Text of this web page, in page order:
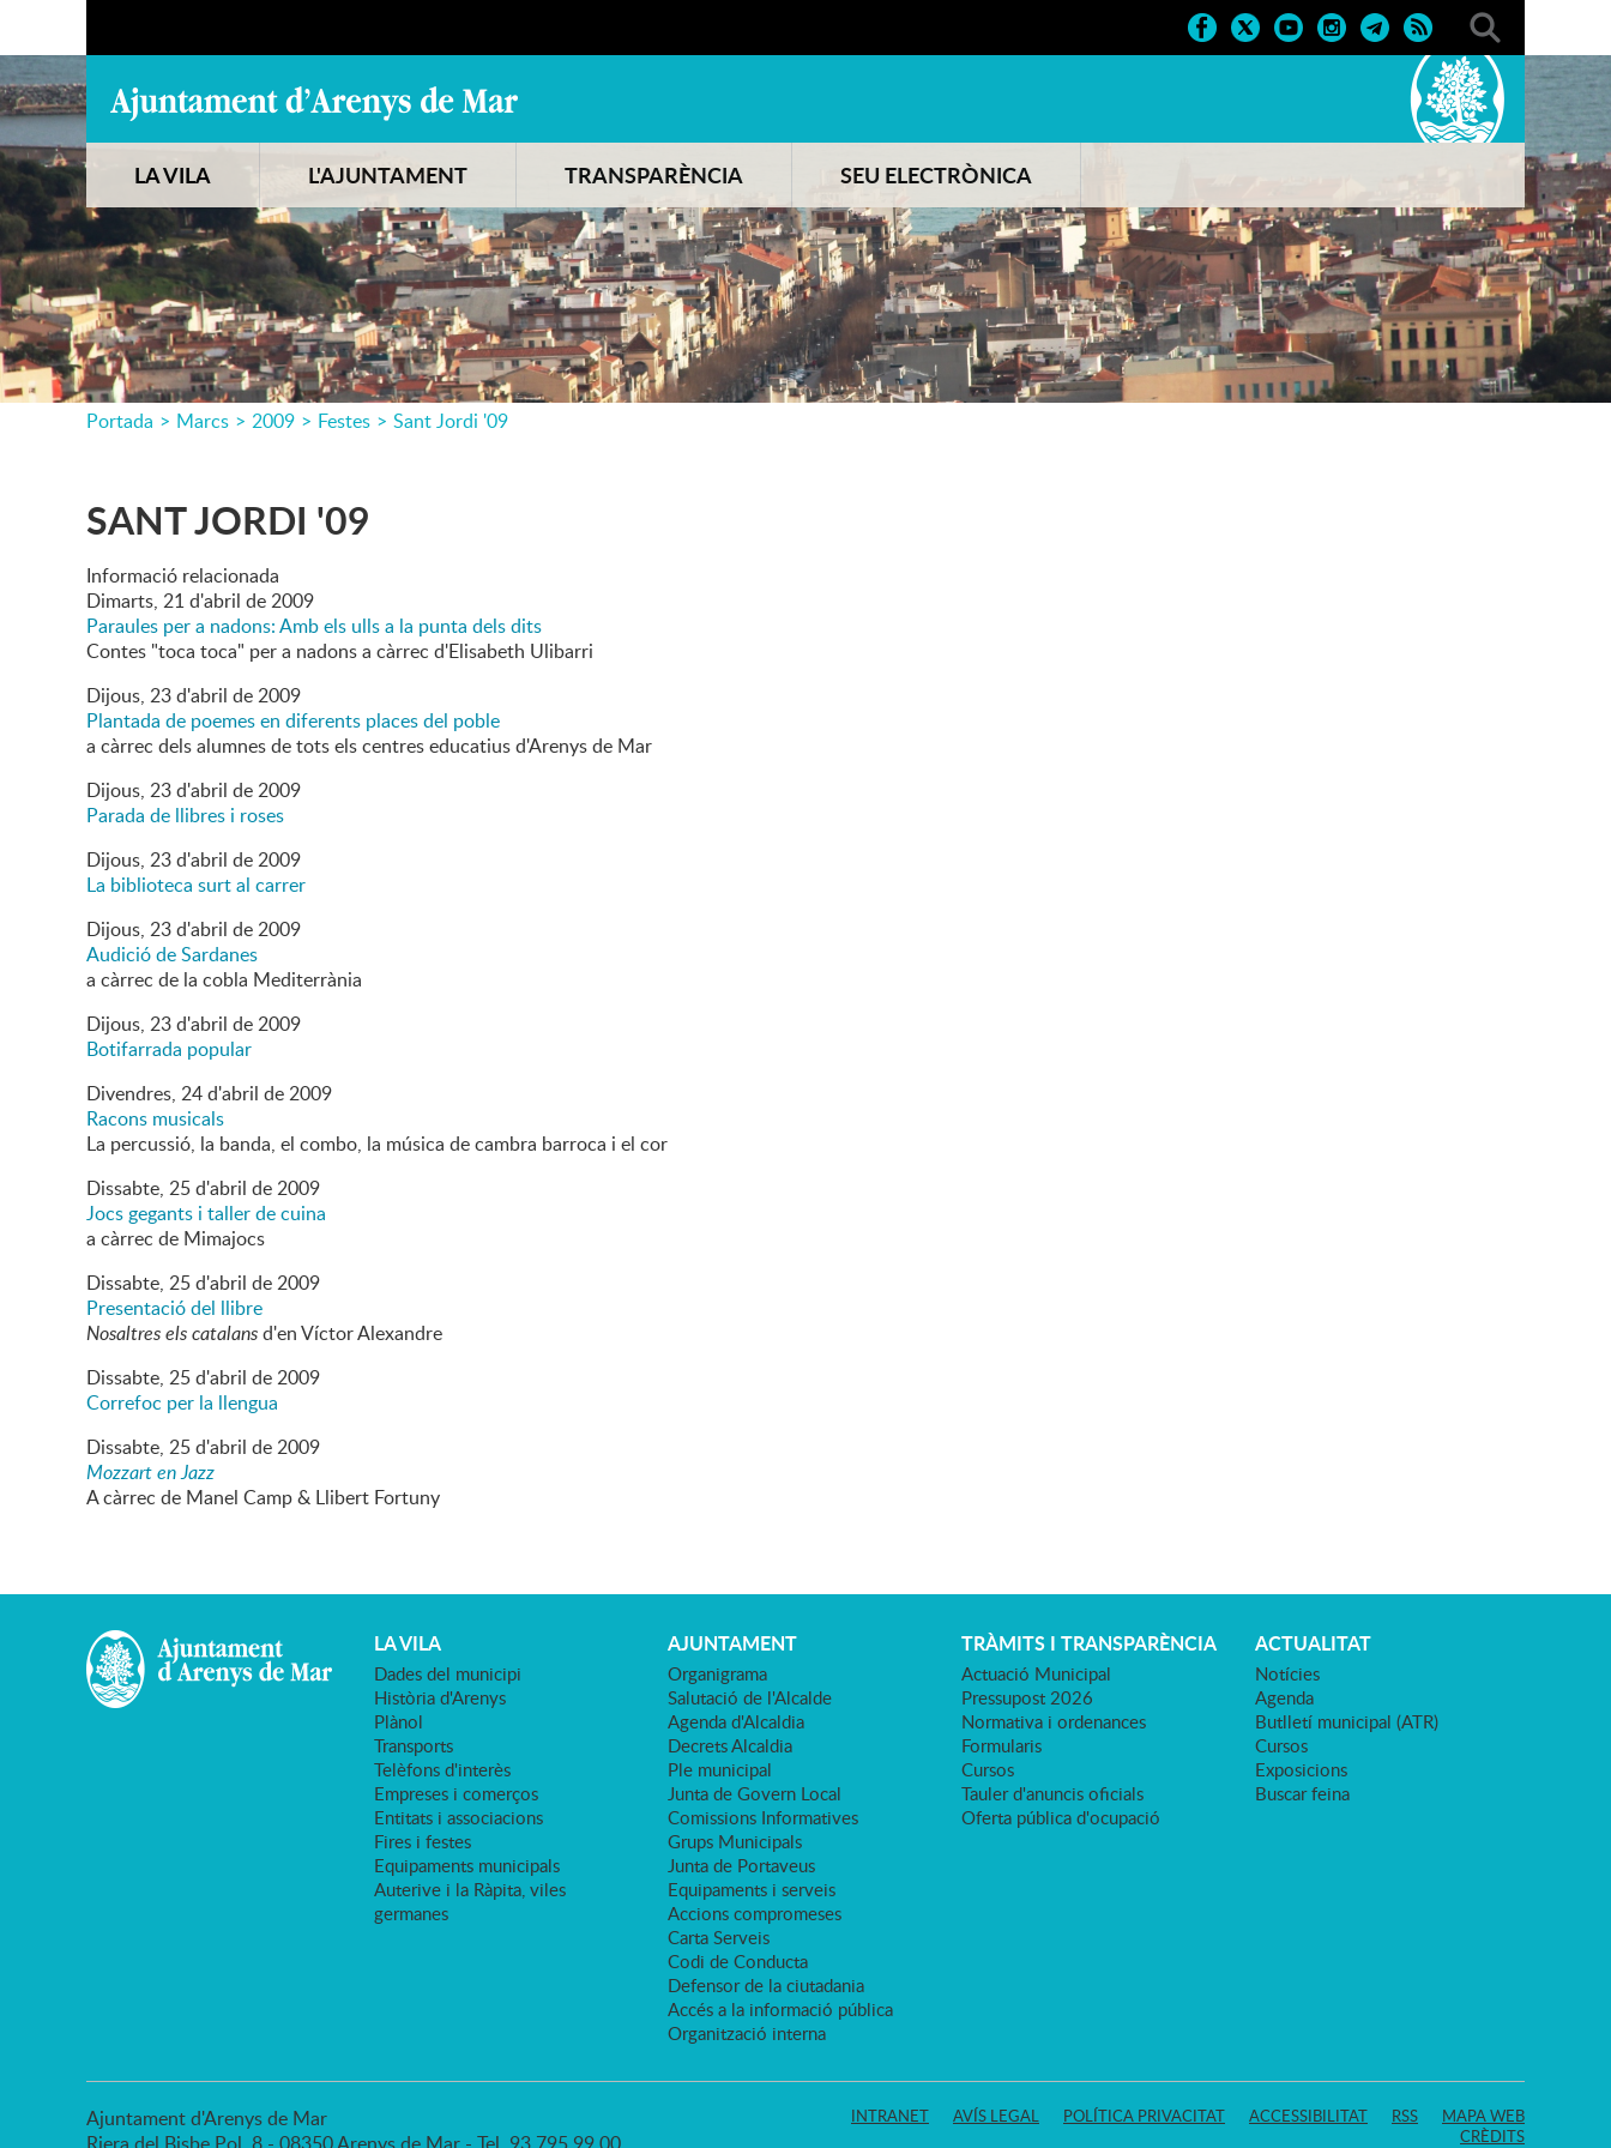
LA VILA L'AJUNTAMENT TRANSPARÈNCIA SEU ELECTRÒNICA
Portada > Marcs > 2009 > Festes > Sant Jordi '09
SANT JORDI '09
Informació relacionada
Dimarts, 21d'abril de2009
Paraules per a nadons: Amb els ulls a la punta dels dits
Contes "toca toca" per a nadons a càrrec d'Elisabeth Ulibarri
Dijous, 23d'abril de2009
Plantada de poemes en diferents places del poble
a càrrec dels alumnes de tots els centres educatius d'Arenys de Mar
Dijous, 23d'abril de2009
Parada de llibres i roses
Dijous, 23d'abril de2009
La biblioteca surt al carrer
Dijous, 23d'abril de2009
Audició de Sardanes
a càrrec de la cobla Mediterrània
Dijous, 23d'abril de2009
Botifarrada popular
Divendres, 24d'abril de2009
Racons musicals
La percussió, la banda, el combo, la música de cambra barroca i el cor
Dissabte, 25d'abril de2009
Jocs gegants i taller de cuina
a càrrec de Mimajocs
Dissabte, 25d'abril de2009
Presentació del llibre
Nosaltres els catalansd'en Víctor Alexandre
Dissabte, 25d'abril de2009
Correfoc per la llengua
Dissabte, 25d'abril de2009
Mozzart en Jazz
A càrrec de Manel Camp & Llibert Fortuny
LA VILA
Dades del municipi
Història d'Arenys
Plànol
Transports
Telèfons d'interès
Empreses i comerços
Entitats i associacions
Fires i festes
Equipaments municipals
Auterive i la Ràpita, viles
germanes
AJUNTAMENT
Organigrama
Salutació de l'Alcalde
Agenda d'Alcaldia
Decrets Alcaldia
Ple municipal
Junta de Govern Local
Comissions Informatives
Grups Municipals
Junta de Portaveus
Equipaments i serveis
Accions compromeses
Carta Serveis
Codi de Conducta
Defensor de la ciutadania
Accés a la informació pública
Organització interna
TRÀMITS I TRANSPARÈNCIA
Actuació Municipal
Pressupost 2026
Normativa i ordenances
Formularis
Cursos
Tauler d'anuncis oficials
Oferta pública d'ocupació
ACTUALITAT
Notícies
Agenda
Butlletí municipal (ATR)
Cursos
Exposicions
Buscar feina
Ajuntament d'Arenys de Mar
INTRANET AVÍS LEGAL POLÍTICA PRIVACITAT ACCESSIBILITAT RSS
MAPA WEB
CRÈDITS